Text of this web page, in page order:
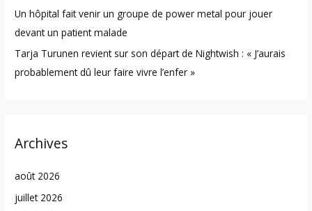
Un hôpital fait venir un groupe de power metal pour jouer
devant un patient malade
Tarja Turunen revient sur son départ de Nightwish : « J’aurais
probablement dû leur faire vivre l’enfer »
Archives
août 2026
juillet 2026